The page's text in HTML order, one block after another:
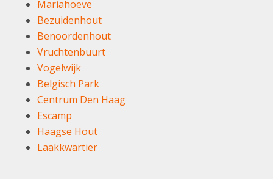
Mariahoeve
Bezuidenhout
Benoordenhout
Vruchtenbuurt
Vogelwijk
Belgisch Park
Centrum Den Haag
Escamp
Haagse Hout
Laakkwartier